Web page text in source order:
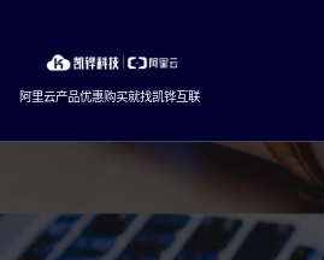
content
阿里云产品优惠购买就找凯铧互联